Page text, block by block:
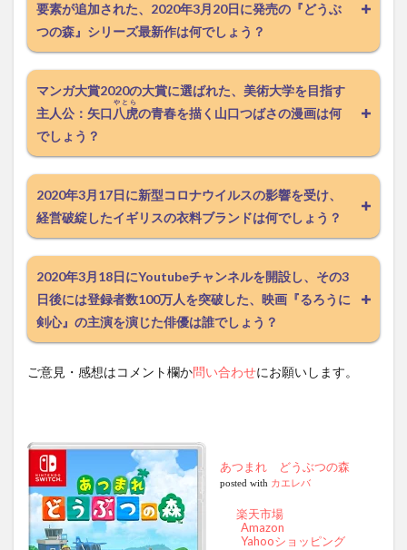
要素が追加された、2020年3月20日に発売の『どうぶ
つの森』シリーズ最新作は何でしょう？
マンガ大賞2020の大賞に選ばれた、美術大学を目指す
主人公：矢口 八虎
やとら
の青春を描く山口つばさの漫画は何
でしょう？
2020年3月17日に新型コロナウイルスの影響を受け、
経営破綻したイギリスの衣料ブランドは何でしょう？
2020年3月18日にYoutubeチャンネルを開設し、その3
日後には登録者数100万人を突破した、映画『るろうに
剣心』の主演を演じた俳優は誰でしょう？
ご意見・感想はコメント欄か問い合わせにお願いします。
あつまれ どうぶつの森
posted with カエレバ
楽天市場
Amazon
Yahooショッピング